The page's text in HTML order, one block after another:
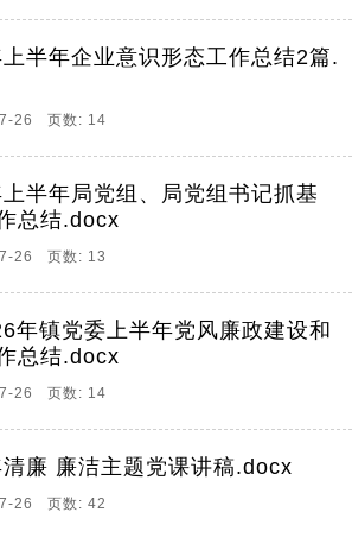
半年企业意识形态工作总结2篇.
26 页数: 14
半年局党组、局党组书记抓基
总结.docx
26 页数: 13
年镇党委上半年党风廉政建设和
总结.docx
26 页数: 14
廉 廉洁主题党课讲稿.docx
26 页数: 42